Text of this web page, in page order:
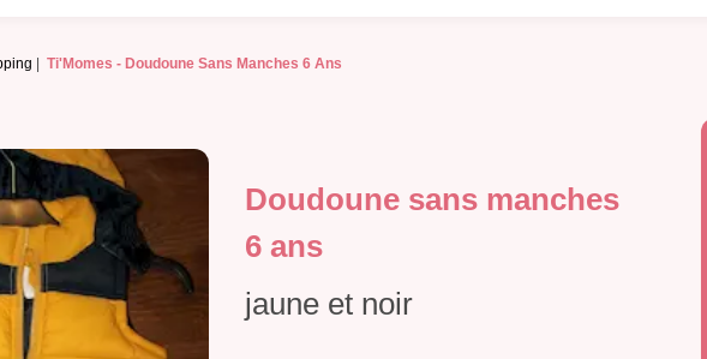
Ti'Momes - Doudoune Sans Manches 6 Ans
Doudoune sans manches
6 ans
jaune et noir